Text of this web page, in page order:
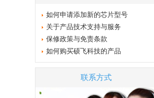
如何申请添加新的芯片型号
关于产品技术支持与服务
保修政策与免责条款
如何购买硕飞科技的产品
联系方式